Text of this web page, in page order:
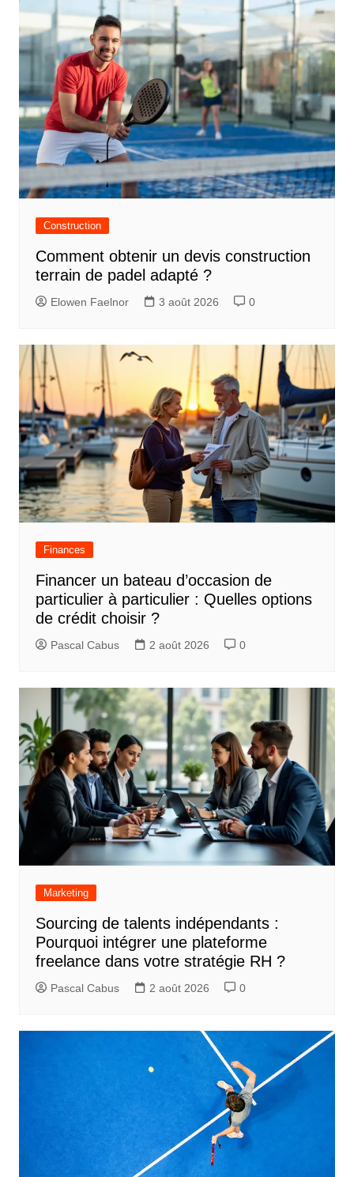
Construction
Comment obtenir un devis construction
terrain de padel adapté ?
Elowen Faelnor 3 août 2026 0
Finances
Financer un bateau d’occasion de
particulier à particulier : Quelles options
de crédit choisir ?
Pascal Cabus 2 août 2026 0
Marketing
Sourcing de talents indépendants :
Pourquoi intégrer une plateforme
freelance dans votre stratégie RH ?
Pascal Cabus 2 août 2026 0